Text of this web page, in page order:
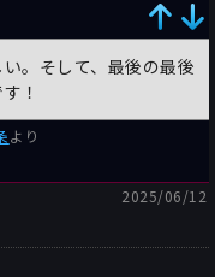
。そして、最後の最後
！
より
2025/06/12